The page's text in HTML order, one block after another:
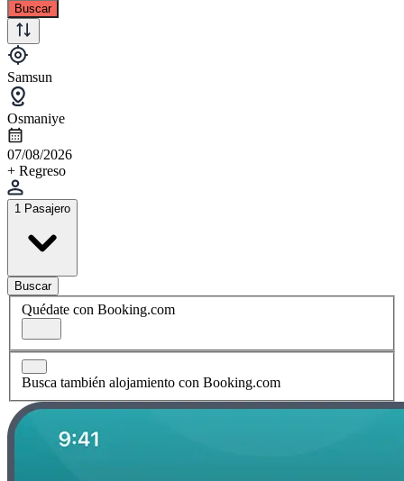
Buscar
Samsun
Osmaniye
07/08/2026
+ Regreso
1 Pasajero
Buscar
Quédate con Booking.com
Busca también alojamiento con Booking.com